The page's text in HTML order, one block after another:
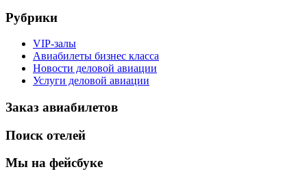
Рубрики
VIP-залы
Авиабилеты бизнес класса
Новости деловой авиации
Услуги деловой авиации
Заказ авиабилетов
Поиск отелей
Мы на фейсбуке